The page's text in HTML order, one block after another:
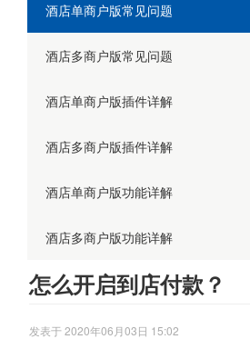
酒店单商户版常见问题
酒店多商户版常见问题
酒店单商户版插件详解
酒店多商户版插件详解
酒店单商户版功能详解
酒店多商户版功能详解
怎么开启到店付款？
发表于 2020年06月03日 15:02